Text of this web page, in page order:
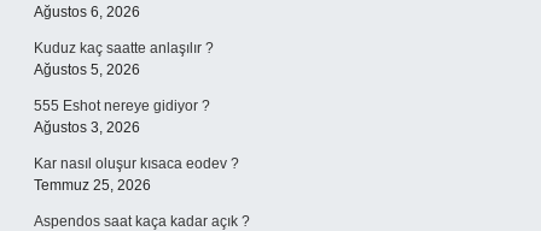
Ağustos 6, 2026
Kuduz kaç saatte anlaşılır ?
Ağustos 5, 2026
555 Eshot nereye gidiyor ?
Ağustos 3, 2026
Kar nasıl oluşur kısaca eodev ?
Temmuz 25, 2026
Aspendos saat kaça kadar açık ?